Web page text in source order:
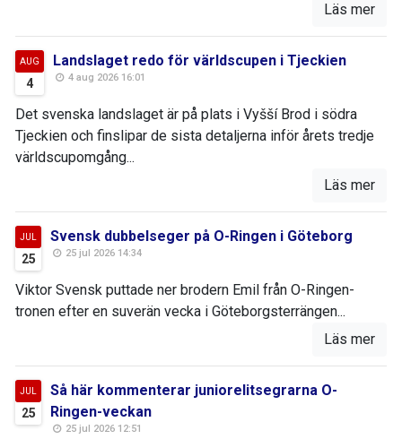
Läs mer
AUG
4
Landslaget redo för världscupen i Tjeckien
4 aug 2026 16:01
Det svenska landslaget är på plats i Vyšší Brod i södra
Tjeckien och finslipar de sista detaljerna inför årets tredje
världscupomgång...
Läs mer
JUL
25
Svensk dubbelseger på O-Ringen i Göteborg
25 jul 2026 14:34
Viktor Svensk puttade ner brodern Emil från O-Ringen-
tronen efter en suverän vecka i Göteborgsterrängen...
Läs mer
JUL
25
Så här kommenterar juniorelitsegrarna O-
Ringen-veckan
25 jul 2026 12:51